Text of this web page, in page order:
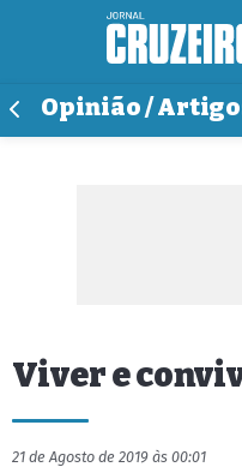
Opinião /
Viver e
21 de Agosto de 2019 às 00:01